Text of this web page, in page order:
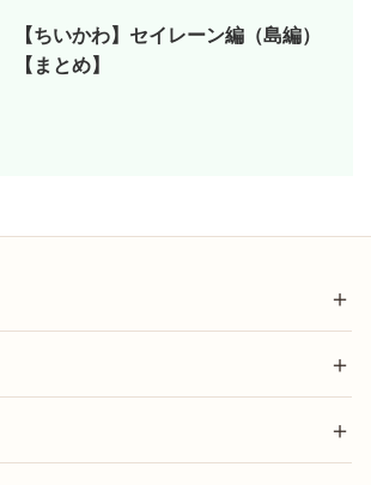
【ちいかわ】セイレーン編（島編）
【まとめ】